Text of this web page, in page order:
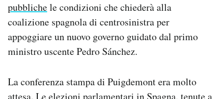
Newsletter
Notifiche mobile
Regala il Post
Hai bisogno di aiuto?
pubblichele condizioni che chiederà alla
coalizione spagnola di centrosinistra per
appoggiare un nuovo governo guidato dal primo
ministro uscente Pedro Sánchez.
La conferenza stampa di Puigdemont era molto